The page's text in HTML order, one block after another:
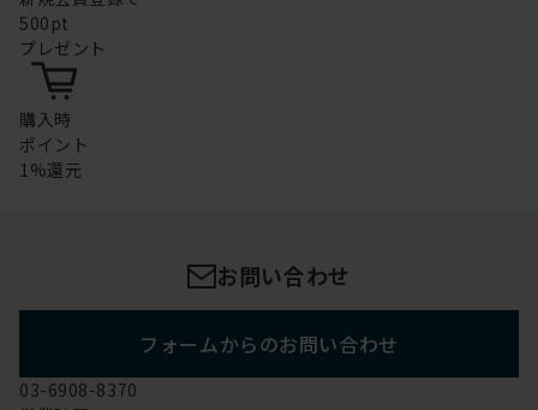
500pt
プレゼント
購入時
ポイント
1%還元
お問い合わせ
フォームからのお問い合わせ
03-6908-8370